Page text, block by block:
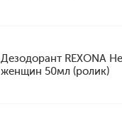
Дезодорант REXONA
женщин 50мл (ролик)